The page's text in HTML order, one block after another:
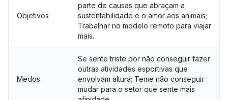
Objetivos
parte de causas que abraçam a
sustentabilidade e o amor aos animais;
Trabalhar no modelo remoto para viajar
mais.
Medos
Se sente triste por não conseguir fazer
outras atividades esportivas que
envolvam altura; Teme não conseguir
mudar para o setor que sente mais